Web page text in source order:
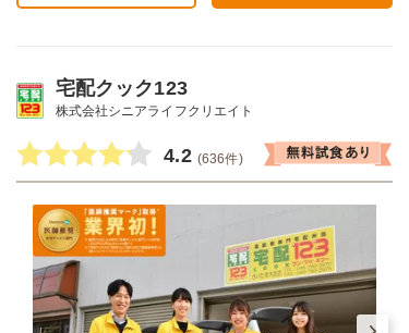
宅配クック123
株式会社シニアライフクリエイト
4.2 (636件)